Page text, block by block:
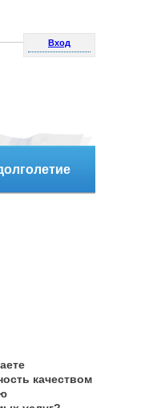
Вход
качеством